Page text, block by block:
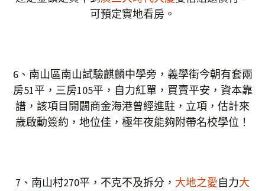
可預定實地看房。
6、南山區南山試驗麒麟中學旁，義學街今朝有套兩
房51平，三房105平，自力紅單，買賣平安，資本靠
譜，該項目開闢商金海港曾經進駐，立項，估計來
歲啟動簽約，地位佳，極年夜能夠附帶名校學位！
7、南山村270平，不克不及拆分， 大地之愛自力大